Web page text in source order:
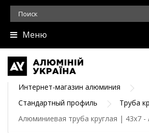
Меню
Интернет-магазин алюминия
Стандартный профиль
Труба
Алюминиевая труба круглая | 43х7 -